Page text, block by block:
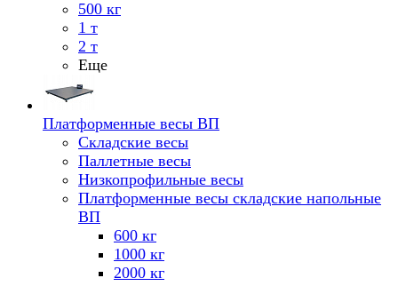
500 кг
1 т
2 т
Еще
Платформенные весы ВП
Складские весы
Паллетные весы
Низкопрофильные весы
Платформенные весы складские напольные
ВП
600 кг
1000 кг
2000 кг